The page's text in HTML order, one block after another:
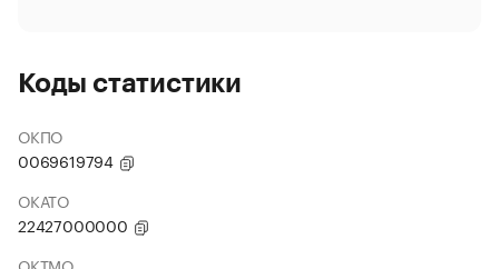
Коды статистики
ОКПО
0069619794
ОКАТО
22427000000